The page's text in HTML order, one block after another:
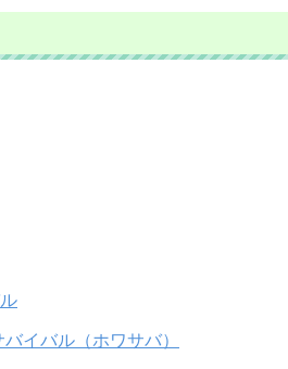
イバル（ホワサバ）